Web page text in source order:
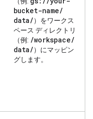
bucket-name/
data/）をワークス
ペース ディレクトリ
（例: /workspace/
data/）にマッピン
グします。